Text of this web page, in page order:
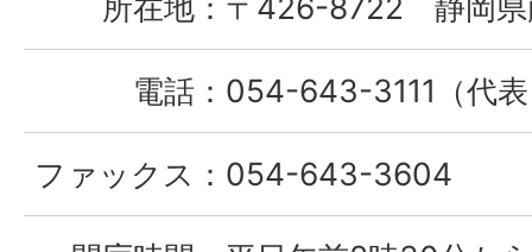
電話： 054-643-3111（代
ファックス： 054-643-3604